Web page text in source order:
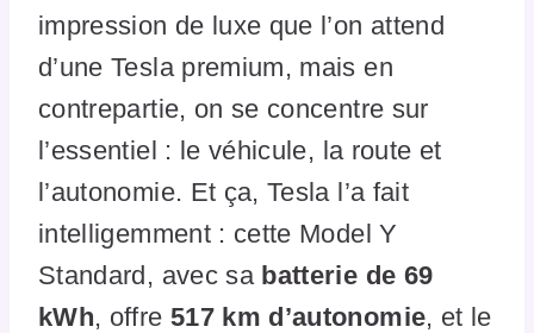
impression de luxe que l’on attend
d’une Tesla premium, mais en
contrepartie, on se concentre sur
l’essentiel : le véhicule, la route et
l’autonomie. Et ça, Tesla l’a fait
intelligemment : cette Model Y
Standard, avec sa batterie de 69
kWh, offre 517 km d’autonomie, et le